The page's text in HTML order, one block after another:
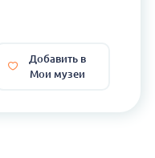
Добавить в
Мои музеи